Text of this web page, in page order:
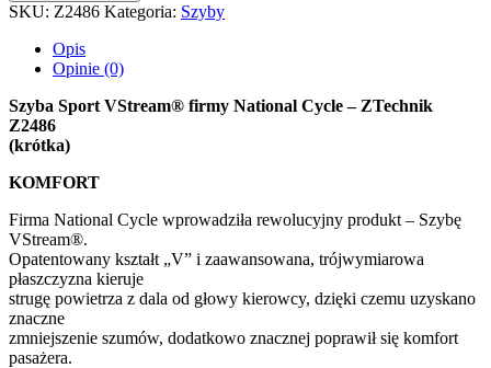
SKU: Z2486 Kategoria: Szyby
Opis
Opinie (0)
Szyba Sport VStream® firmy National Cycle – ZTechnik
Z2486
(krótka)
KOMFORT
Firma National Cycle wprowadziła rewolucyjny produkt – Szybę
VStream®.
Opatentowany kształt „V” i zaawansowana, trójwymiarowa
płaszczyzna kieruje
strugę powietrza z dala od głowy kierowcy, dzięki czemu uzyskano
znaczne
zmniejszenie szumów, dodatkowo znacznej poprawił się komfort
pasażera.